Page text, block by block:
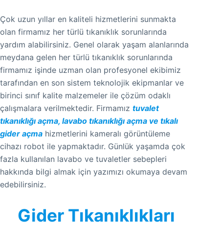
Çok uzun yıllar en kaliteli hizmetlerini sunmakta
olan firmamız her türlü tıkanıklık sorunlarında
yardım alabilirsiniz. Genel olarak yaşam alanlarında
meydana gelen her türlü tıkanıklık sorunlarında
firmamız işinde uzman olan profesyonel ekibimiz
tarafından en son sistem teknolojik ekipmanlar ve
birinci sınıf kalite malzemeler ile çözüm odaklı
çalışmalara verilmektedir. Firmamız tuvalet
tıkanıklığı açma, lavabo tıkanıklığı açma ve tıkalı
gider açma hizmetlerini kameralı görüntüleme
cihazı robot ile yapmaktadır. Günlük yaşamda çok
fazla kullanılan lavabo ve tuvaletler sebepleri
hakkında bilgi almak için yazımızı okumaya devam
edebilirsiniz.
Gider Tıkanıklıkları